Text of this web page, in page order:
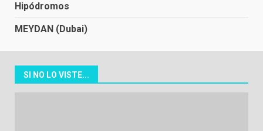
Hipódromos
MEYDAN (Dubai)
SI NO LO VISTE...